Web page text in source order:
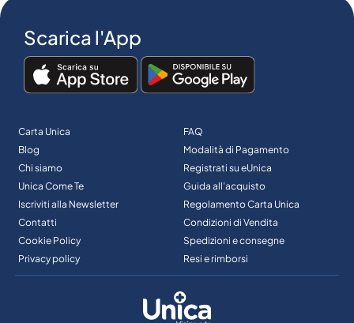
Scarica l'App
Carta Unica
Blog
Chi siamo
Unica Come Te
Iscriviti alla Newsletter
Contatti
Cookie Policy
Privacy policy
FAQ
Modalità di Pagamento
Registrati su eUnica
Guida all’acquisto
Regolamento Carta Unica
Condizioni di Vendita
Spedizioni e consegne
Resi e rimborsi